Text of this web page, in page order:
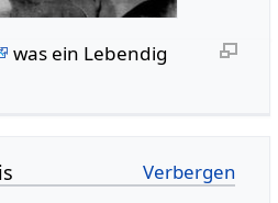
was ein Lebendig